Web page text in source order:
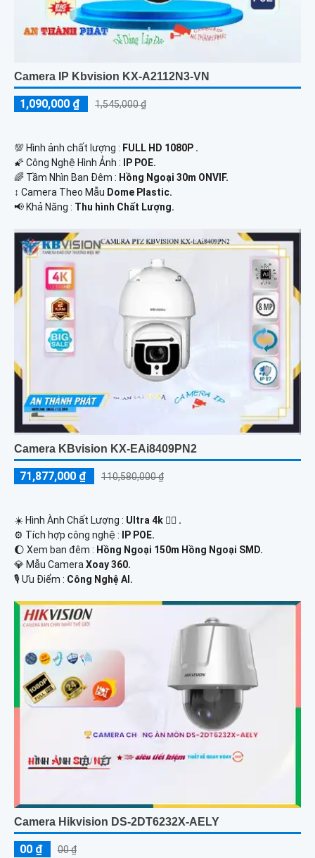
Camera IP Kbvision KX-A2112N3-VN
1,090,000 ₫ 1,545,000 ₫
💯 Hình ảnh chất lượng : FULL HD 1080P .
🌠 Công Nghệ Hình Ảnh :
IP POE.
🌈 Tầm Nhìn Ban Đêm : Hồng Ngoại 30m ONVIF.
↕️ Camera Theo Mẫu Dome Plastic.
️📢 Khả Năng : Thu hình Chất Lượng.
Camera KBvision KX-EAi8409PN2
71,877,000 ₫ 110,580,000 ₫
☀️ Hình Ành Chất Lượng : Ultra 4k 👍🏾 .
⚙ Tích hợp công nghệ :
IP POE.
🌔 Xem ban đêm : Hồng Ngoại 150m Hồng Ngoại SMD.
💎 Mẫu CameraXoay 360.
️🎙 Ưu Điểm : Công Nghệ AI.
Camera Hikvision DS-2DT6232X-AELY
00 ₫ 00 ₫